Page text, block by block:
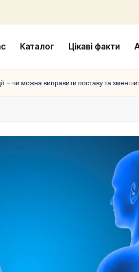
Каталог Цікаві факти
– чи можна виправити поставу та